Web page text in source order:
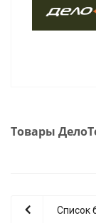
Товары
Список